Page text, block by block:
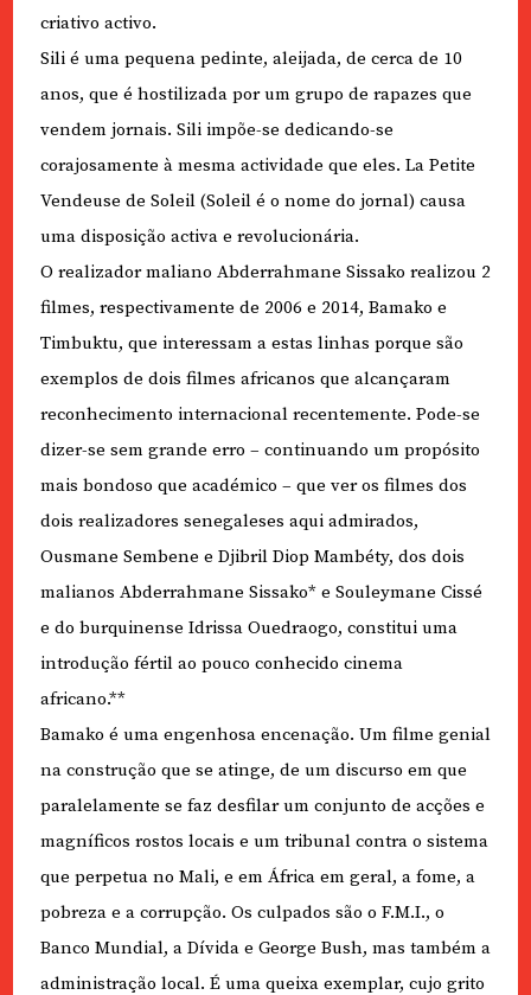
criativo activo.
Sili é uma pequena pedinte, aleijada, de cerca de 10
anos, que é hostilizada por um grupo de rapazes que
vendem jornais. Sili impõe-se dedicando-se
corajosamente à mesma actividade que eles. La Petite
Vendeuse de Soleil (Soleil é o nome do jornal) causa
uma disposição activa e revolucionária.
O realizador maliano Abderrahmane Sissako realizou 2
filmes, respectivamente de 2006 e 2014, Bamako e
Timbuktu, que interessam a estas linhas porque são
exemplos de dois filmes africanos que alcançaram
reconhecimento internacional recentemente. Pode-se
dizer-se sem grande erro – continuando um propósito
mais bondoso que académico – que ver os filmes dos
dois realizadores senegaleses aqui admirados,
Ousmane Sembene e Djibril Diop Mambéty, dos dois
malianos Abderrahmane Sissako* e Souleymane Cissé
e do burquinense Idrissa Ouedraogo, constitui uma
introdução fértil ao pouco conhecido cinema
africano.**
Bamako é uma engenhosa encenação. Um filme genial
na construção que se atinge, de um discurso em que
paralelamente se faz desfilar um conjunto de acções e
magníficos rostos locais e um tribunal contra o sistema
que perpetua no Mali, e em África em geral, a fome, a
pobreza e a corrupção. Os culpados são o F.M.I., o
Banco Mundial, a Dívida e George Bush, mas também a
administração local. É uma queixa exemplar, cujo grito